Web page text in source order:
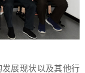
展现状以及其他行